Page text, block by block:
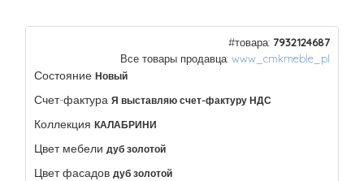
#товара: 7932124687
Все товары продавца: www_cmkmeble_pl
Состояние Новый
Счет-фактура Я выставляю счет-фактуру НДС
Коллекция КАЛАБРИНИ
Цвет мебели дуб золотой
Цвет фасадов дуб золотой